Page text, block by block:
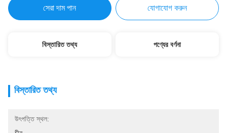
সেরা দাম পান যোগাযোগ করুন
বিস্তারিত তথ্য পণ্যের বর্ণনা
বিস্তারিত তথ্য
উৎপত্তি স্থল: